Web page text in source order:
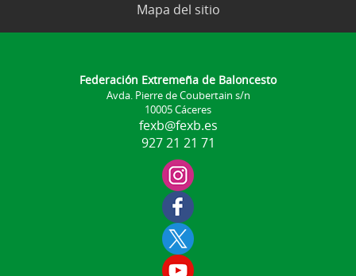
Mapa del sitio
Federación Extremeña de Baloncesto
Avda. Pierre de Coubertain s/n
10005 Cáceres
fexb@fexb.es
927 21 21 71